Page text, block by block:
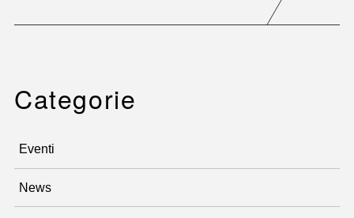
Categorie
Eventi
News